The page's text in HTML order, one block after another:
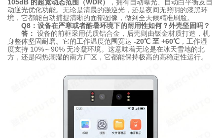
105dB 的超宽动态范围（WDR）
，拥有自动曝光、自动白平衡及自
动逆光优化功能。无论是清晨的强逆光，还是夜间无照明的漆黑环
境，它都能自动捕捉清晰的面部图像，做到全天候精准刷脸。
Q8：设备在严寒或者酷暑环境下的耐用性如何？外壳坚固吗？
答： 设备的前框采用优质铝合金，后壳则由钣金材质打造，机
身整体坚固耐磨。它的工作温度范围宽达 -20℃ 至 +60℃ ，工作湿
度支持 10%～90% 无冷凝环境。这意味着无论是在冰天雪地的北
方，还是闷热潮湿的南方厂区，它都能保持极高的高稳定性运行。